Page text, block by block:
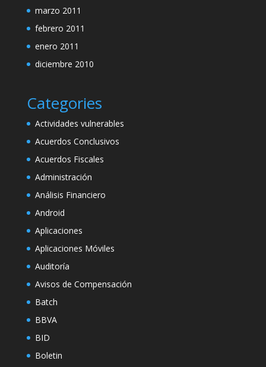
marzo 2011
febrero 2011
enero 2011
diciembre 2010
Categories
Actividades vulnerables
Acuerdos Conclusivos
Acuerdos Fiscales
Administración
Análisis Financiero
Android
Aplicaciones
Aplicaciones Móviles
Auditoría
Avisos de Compensación
Batch
BBVA
BID
Boletin